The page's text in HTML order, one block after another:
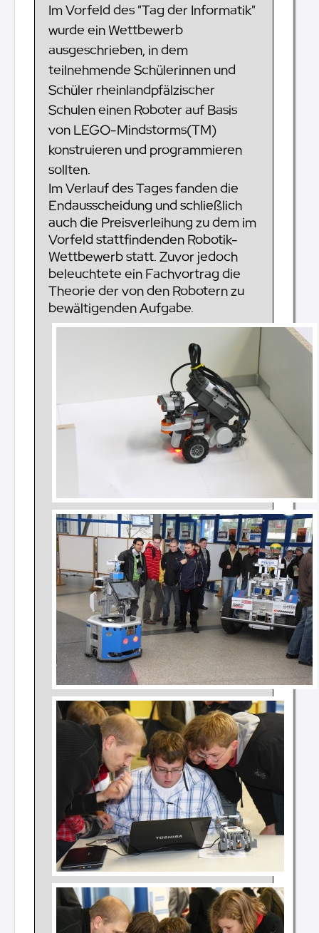
Im Vorfeld des "Tag der Informatik"
wurde ein Wettbewerb
ausgeschrieben, in dem
teilnehmende Schülerinnen und
Schüler rheinlandpfälzischer
Schulen einen Roboter auf Basis
von LEGO-Mindstorms(TM)
konstruieren und programmieren
sollten.
Im Verlauf des Tages fanden die
Endausscheidung und schließlich
auch die Preisverleihung zu dem im
Vorfeld stattfindenden Robotik-
Wettbewerb statt. Zuvor jedoch
beleuchtete ein Fachvortrag die
Theorie der von den Robotern zu
bewältigenden Aufgabe.